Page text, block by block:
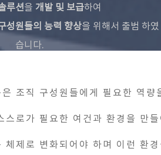
루션을 개발 및 보급하여
성원들의 능력 향상을 위해서 출범 하였
습니다.
은 조직 구성원들에게 필요한 역량
스로가 필요한 여건과 환경을 만
체제로 변화되어야 하며 이런 환